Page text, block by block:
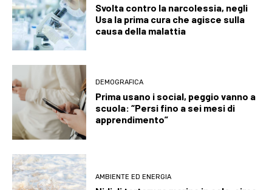
Svolta contro la narcolessia, negli
Usa la prima cura che agisce sulla
causa della malattia
DEMOGRAFICA
Prima usano i social, peggio vanno a
scuola: “Persi fino a sei mesi di
apprendimento”
AMBIENTE ED ENERGIA